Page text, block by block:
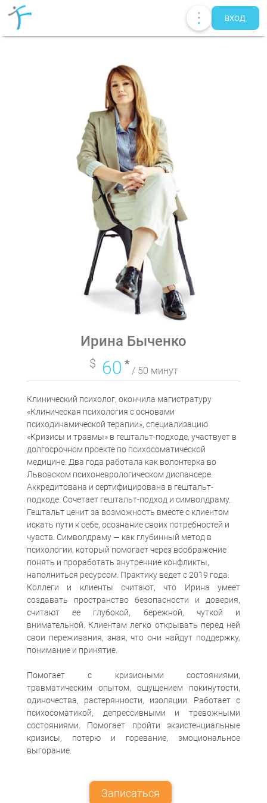
Публикации
Терапевты
UAEN
ВХОД
Ирина Быченко
$ 60*
/ 50 минут
Клинический психолог, окончила магистратуру
«Клиническая психология с основами
психодинамической терапии», специализацию
«Кризисы и травмы» в гештальт-подходе, участвует в
долгосрочном проекте по психосоматической
медицине. Два года работала как волонтерка во
Львовском психоневрологическом диспансере.
Аккредитована и сертифицирована в гештальт-
подходе. Сочетает гештальт-подход и символдраму.
Гештальт ценит за возможность вместе с клиентом
искать пути к себе, осознание своих потребностей и
чувств. Символдраму — как глубинный метод в
психологии, который помогает через воображение
понять и проработать внутренние конфликты,
наполниться ресурсом. Практику ведет с 2019 года.
Коллеги и клиенты считают, что Ирина умеет
создавать пространство безопасности и доверия,
считают ее глубокой, бережной, чуткой и
внимательной. Клиентам легко открывать перед ней
свои переживания, зная, что они найдут поддержку,
понимание и принятие.
Помогает с кризисными состояниями,
травматическим опытом, ощущением покинутости,
одиночества, растерянности, изоляции. Работает с
психосоматикой, депрессивными и тревожными
состояниями. Помогает пройти экзистенциальные
кризисы, потерю и горевание, эмоциональное
выгорание.
Записаться